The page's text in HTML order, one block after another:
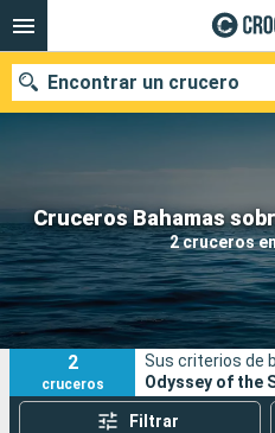
Cruceros Bahamas
2 cruceros
Encontrar un crucero
Nuestros destinos
Fecha de salida
Puertos
2
cruceros
Sus criterios de
Odyssey of the
Filtrar